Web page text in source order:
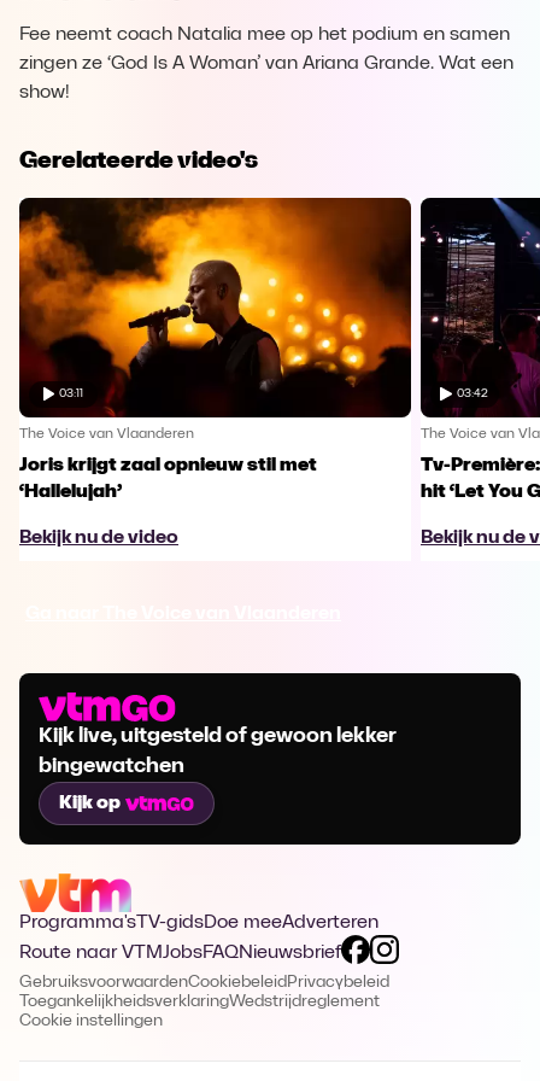
Fee neemt coach Natalia mee op het podium en samen
zingen ze ‘God Is A Woman’ van Ariana Grande. Wat een
show!
Gerelateerde video's
03:11
The Voice van Vlaanderen
Joris krijgt zaal opnieuw stil met
‘Hallelujah’
Bekijk nu de video
03:42
The Voice van
Tv-
hit ‘Let You
Bekijk nu de
Kijk live, uitgesteld of gewoon lekker
bingewatchen
Kijk op
Programma's TV-gidsDoe meeAdverteren
Route naar VTMJobsFAQNieuwsbrief
GebruiksvoorwaardenCookiebeleid Privacybeleid
ToegankelijkheidsverklaringWedstrijdreglement
Cookie instellingen